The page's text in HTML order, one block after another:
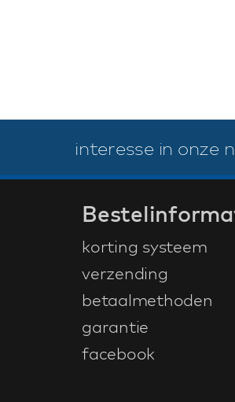
interesse in onze
korting systeem
verzending
betaalmethoden
garantie
facebook